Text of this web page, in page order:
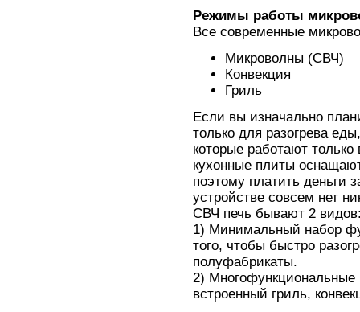
Режимы работы
Все современные
Микроволны (СВЧ)
Конвекция
Гриль
Если вы изначально
только для разогрева
которые работают
кухонные плиты
поэтому платить деньги
устройстве совсем нет
СВЧ печь бывают 2
1) Минимальный набор
того, чтобы быстро
полуфабрикаты.
2)
встроенный гриль,